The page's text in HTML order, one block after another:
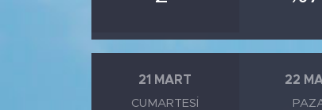
21 MART
CUMARTESI
22